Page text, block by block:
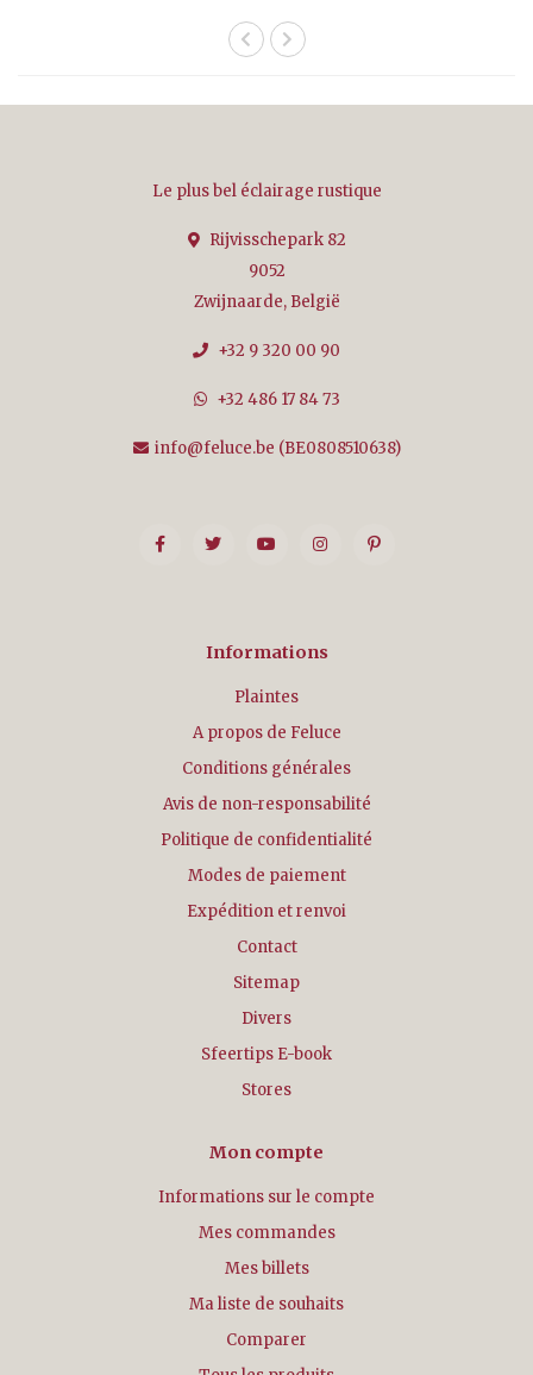
Le plus bel éclairage rustique
Rijvisschepark 82
9052
Zwijnaarde, België
+32 9 320 00 90
+32 486 17 84 73
info@feluce.be (BE0808510638)
Informations
Plaintes
A propos de Feluce
Conditions générales
Avis de non-responsabilité
Politique de confidentialité
Modes de paiement
Expédition et renvoi
Contact
Sitemap
Divers
Sfeertips E-book
Stores
Mon compte
Informations sur le compte
Mes commandes
Mes billets
Ma liste de souhaits
Comparer